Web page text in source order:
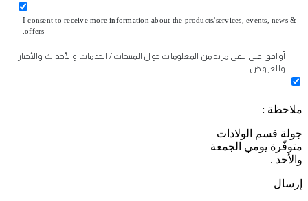
I consent to receive more information about the products/services, events, news &
offers.
أوافق على تلقي مزيد من المعلومات حول المنتجات / الخدمات والأحداث والأخبار
والعروض.
ملاحظة :
جولة قسم الولادات
متوفّرة يومي الجمعة
والأحد .
إرسال